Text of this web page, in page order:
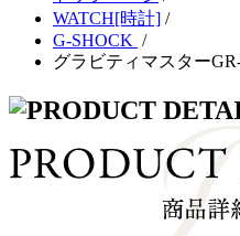
WATCH[時計] /
G-SHOCK /
グラビティマスター